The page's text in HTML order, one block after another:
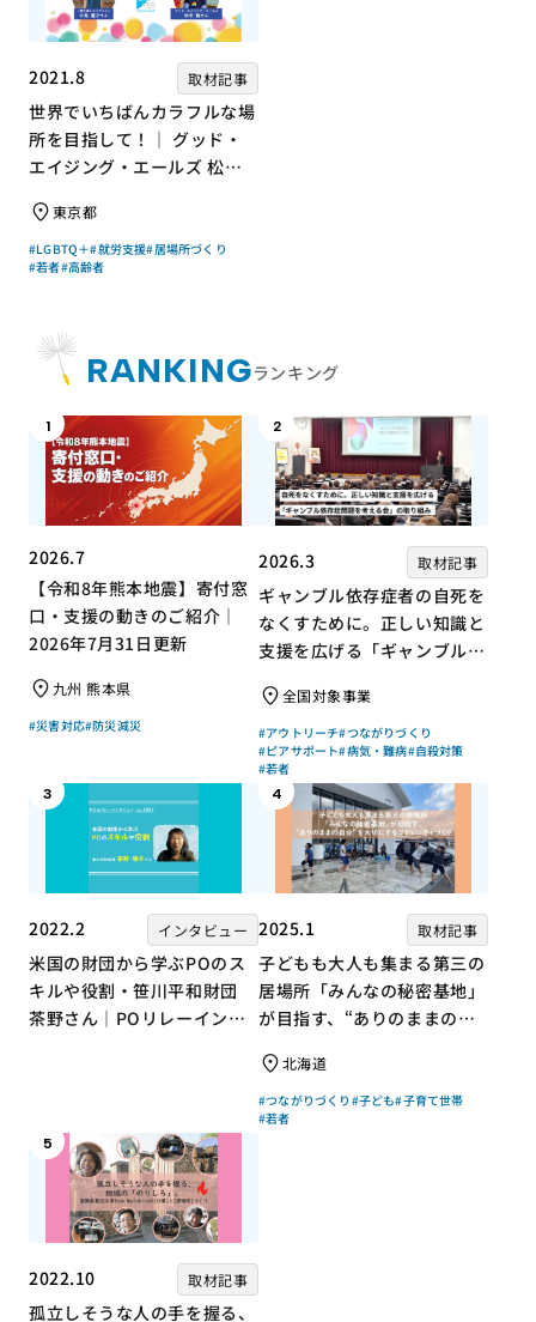
2021.8 取材記事
世界でいちばんカラフルな場
所を目指して！｜ グッド・
エイジング・エールズ 松中
慶子さん【聞き手】
東京都
#LGBTQ＋#就労支援#居場所づくり
#若者#高齢者
RANKINGランキング
1
2026.7
【令和8年熊本地震】寄付窓
口・支援の動きのご紹介｜
2026年7月31日更新
九州 熊本県
#災害対応#防災減災
2
2026.3 取材記事
ギャンブル依存症者の自死を
なくすために。正しい知識と
支援を広げる「ギャンブル依
組み全国対象事業
#アウトリーチ#つながりづくり
#ピアサポート#病気・難病#自殺対策
#若者
3
2022.2 インタビュー
米国の財団から学ぶPOのス
キルや役割・笹川平和財団
茶野さん｜POリレーインタ
4
2025.1 取材記事
子どもも大人も集まる第三の
居場所「みんなの秘密基地」
が目指す、“ありのままの自
ィづくり
北海道
#つながりづくり #子ども#子育て世帯
#若者
5
2022.10 取材記事
孤立しそうな人の手を握る、